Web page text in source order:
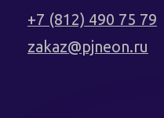
Вам в течение 10 минут
консультации